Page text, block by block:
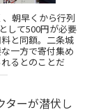
朝早くから行列
して500円が必要
と同額。二条城
一方で寄付集め
るとのことだ
ーが潜伏し